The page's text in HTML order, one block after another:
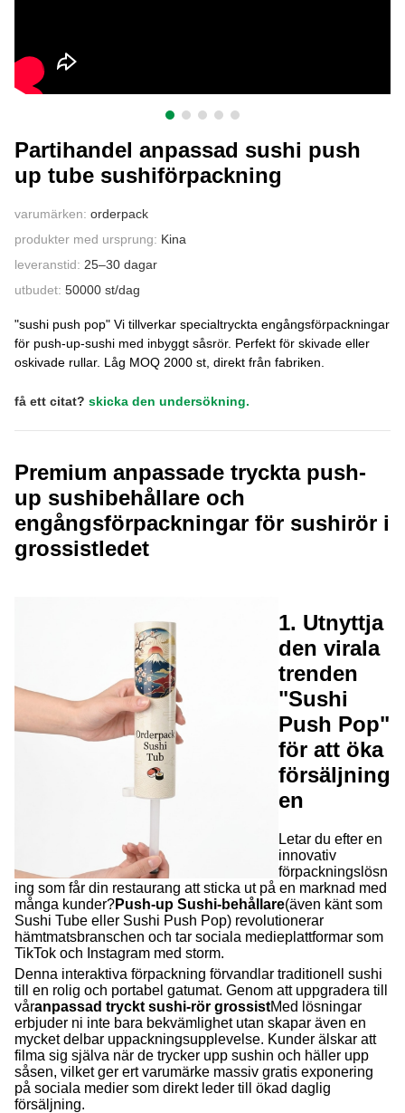
Partihandel anpassad sushi push
up tube sushiförpackning
varumärken: orderpack
produkter med ursprung: Kina
leveranstid: 25–30 dagar
utbudet: 50000 st/dag
"sushi push pop" Vi tillverkar specialtryckta engångsförpackningar
för push-up-sushi med inbyggt såsrör. Perfekt för skivade eller
oskivade rullar. Låg MOQ 2000 st, direkt från fabriken.
få ett citat? skicka den undersökning.
Premium anpassade tryckta push-
up sushibehållare och
engångsförpackningar för sushirör i
grossistledet
1. Utnyttja
den virala
trenden
"Sushi
Push Pop"
för att öka
försäljning
en
Letar du efter en
innovativ
förpackningslösn
ing som får din restaurang att sticka ut på en marknad med
många kunder?Push-up Sushi-behållare(även känt som
Sushi Tube eller Sushi Push Pop) revolutionerar
hämtmatsbranschen och tar sociala medieplattformar som
TikTok och Instagram med storm.
Denna interaktiva förpackning förvandlar traditionell sushi
till en rolig och portabel gatumat. Genom att uppgradera till
våranpassad tryckt sushi-rör grossistMed lösningar
erbjuder ni inte bara bekvämlighet utan skapar även en
mycket delbar uppackningsupplevelse. Kunder älskar att
filma sig själva när de trycker upp sushin och häller upp
såsen, vilket ger ert varumärke massiv gratis exponering
på sociala medier som direkt leder till ökad daglig
försäljning.